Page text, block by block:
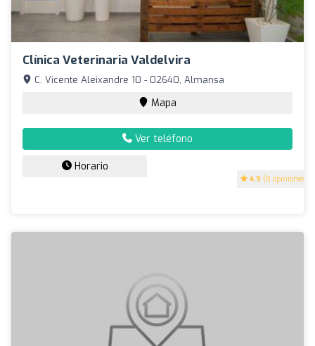
Clínica Veterinaria Valdelvira
4.9 (8 opiniones)
C. Vicente Aleixandre 10 - 02640, Almansa
Mapa
Ver teléfono
Horario